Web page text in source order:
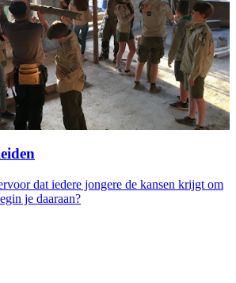
dat iedere jongere de kansen krijgt om
je daaraan?